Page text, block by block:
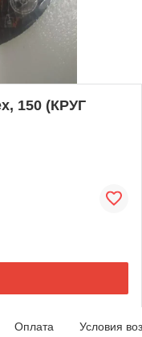
150 (КРУГ
Оплата Условия